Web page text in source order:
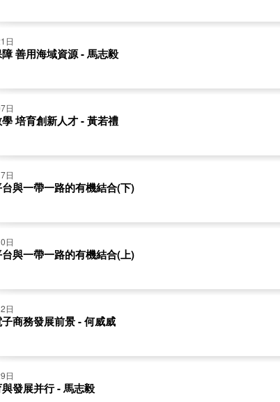
日
善用海域資源 - 馬志毅
日
培育創新人才 - 黃若禮
日
與一帶一路的有機結合(下)
日
與一帶一路的有機結合(上)
日
商務發展前景 - 何威威
日
發展并行 - 馬志毅